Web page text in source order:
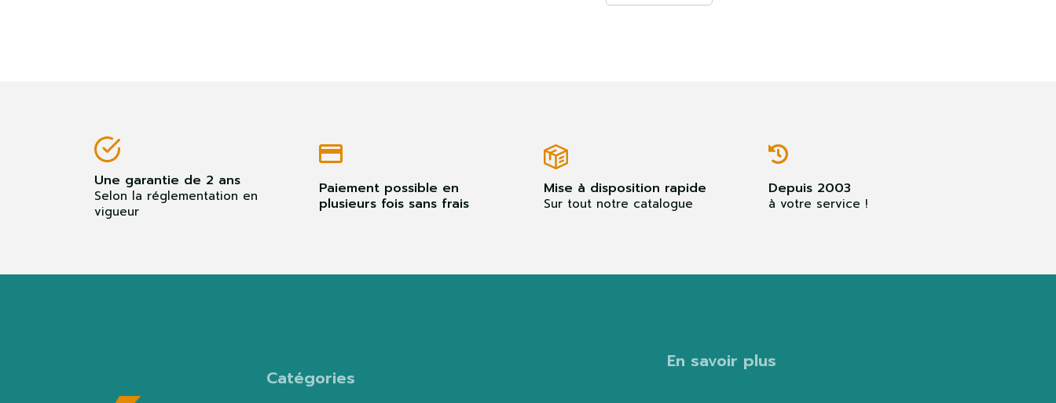
Une garantie de 2 ans
Selon la réglementation en
vigueur
Paiement possible en
plusieurs fois sans frais
Mise à disposition rapide
Sur tout notre catalogue
Depuis 2003
à votre service !
Catégories
En savoir plus